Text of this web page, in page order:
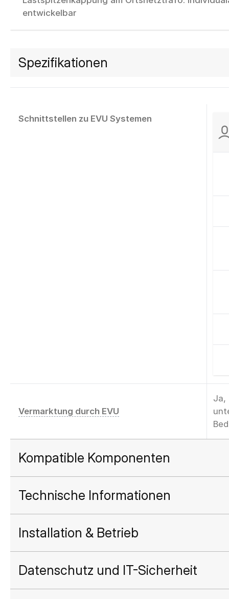
entwickelbar
Spezifikationen
Schnittstellen zu EVU Systemen
Vermarktung durch EVU
Ja,
Kompatible Komponenten
Technische Informationen
Installation & Betrieb
Datenschutz und IT-Sicherheit